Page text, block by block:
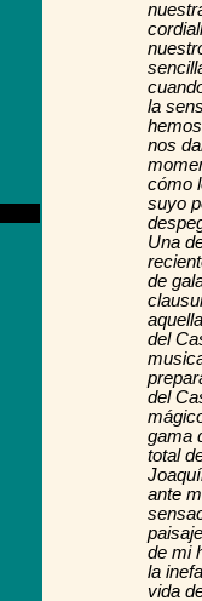
la
nos
cómo
suyo
Una
de
del
del
gama
total
ante
de mi
la
vida